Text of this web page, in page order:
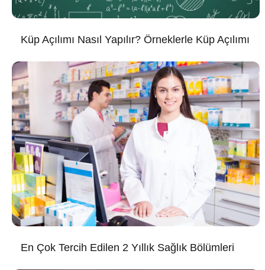
Küp Açılımı Nasıl Yapılır? Örneklerle Küp Açılımı
En Çok Tercih Edilen 2 Yıllık Sağlık Bölümleri